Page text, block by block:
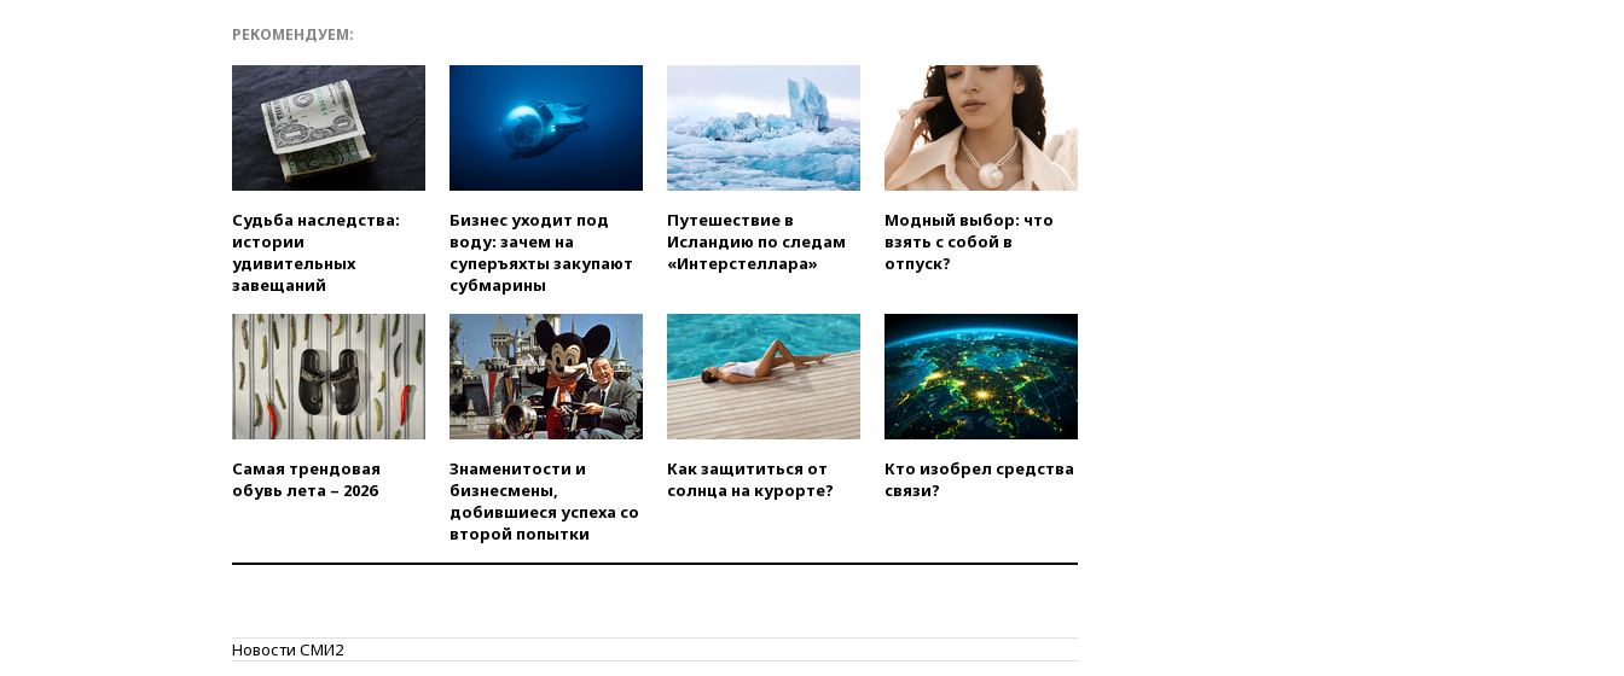
собрала в мировом прокате
свыше $1 млрд
02:22
Собянин сообщил о
высоких темпах строительства
недвижимости в Москве
съедает несколько арбузов за
сезон
идут поиски семьи, пропавшей
во время сплава
вчера, 23:30Жителя Нижнего
Тагила арестовали за реакции
в Теlegram
режиссер Кирилл Соколов
снимет триллер для Netflix
вчера, 21:43Экс-
председатель Верховного
РЕКОМЕНДУЕМ:
Судьба наследства:
истории
удивительных
завещаний
Бизнес уходит под
воду: зачем на
суперъяхты закупают
субмарины
Путешествие в
Исландию по следам
«Интерстеллара»
Модный выбор: что
взять с собой в
отпуск?
Самая трендовая
обувь лета – 2026
Знаменитости и
бизнесмены,
добившиеся успеха со
второй попытки
Как защититься от
солнца на курорте?
Кто изобрел средства
связи?
Новости СМИ2